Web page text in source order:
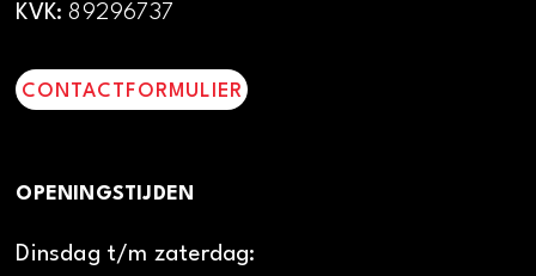
KVK: 89296737
CONTACTFORMULIER
OPENINGSTIJDEN
Dinsdag t/m zaterdag: